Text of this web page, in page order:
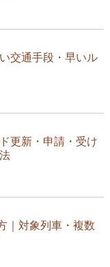
交通手段・早いル
更新・申請・受け
｜対象列車・複数